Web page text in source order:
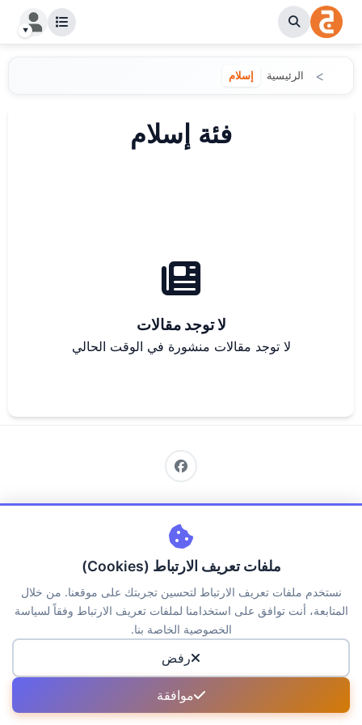
إسلام الرئيسية
فئة إسلام
لا توجد مقالات
لا توجد مقالات منشورة في الوقت الحالي
الاسئلة الشائعة
جميع الحقوق محفوظة لمنصة جــواب © 2026
ملفات تعريف الارتباط (Cookies)
نستخدم ملفات تعريف الارتباط لتحسين تجربتك على موقعنا. من خلال
المتابعة، أنت توافق على استخدامنا لملفات تعريف الارتباط وفقاً لسياسة
الخصوصية الخاصة بنا.
رفض
موافقة